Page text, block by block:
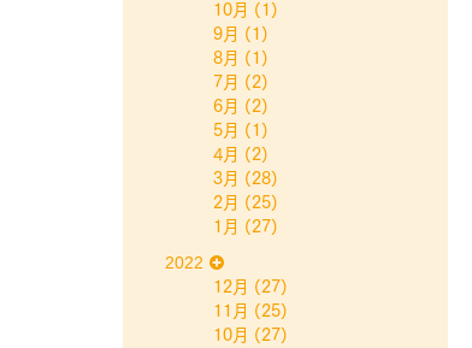
10月
(1)
9月
(1)
8月
(1)
7月
(2)
6月
(2)
5月
(1)
4月
(2)
3月
(28)
2月
(25)
1月
(27)
2022
12月
(27)
11月
(25)
10月
(27)